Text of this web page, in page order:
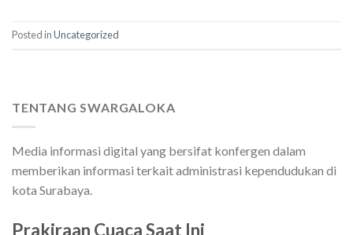
Posted inUncategorized
TENTANG SWARGALOKA
Media informasi digital yang bersifat konfergen dalam
memberikan informasi terkait administrasi kependudukan di
kota Surabaya.
Prakiraan Cuaca Saat Ini